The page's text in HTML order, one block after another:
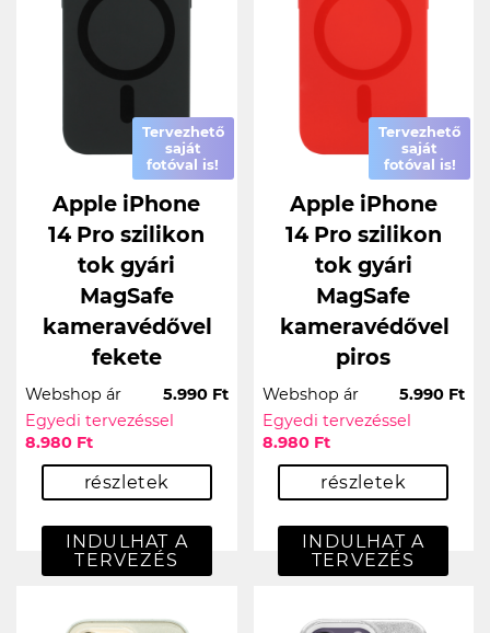
Tervezhető
saját
fotóval is!
Apple iPhone
14 Pro szilikon
tok gyári
MagSafe
kameravédővel
fekete
Webshop ár
5.990 Ft
Egyedi tervezéssel
8.980 Ft
részletek
INDULHAT A
TERVEZÉS
Tervezhető
saját
fotóval is!
Apple iPhone
14 Pro szilikon
tok gyári
MagSafe
kameravédővel
piros
Webshop ár
5.990 Ft
Egyedi tervezéssel
8.980 Ft
részletek
INDULHAT A
TERVEZÉS